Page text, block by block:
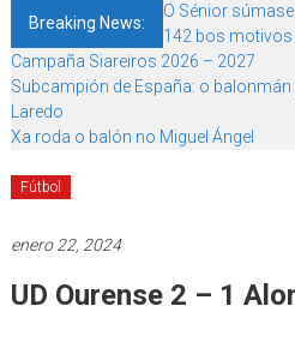
Breaking News:
O Sénior
142 bos motivos
Campaña Siareiros 2026 – 2027
Subcampión de España: o
Laredo
Xa roda o balón no Miguel Ángel
Fútbol
enero 22, 2024
UD Ourense 2 – 1